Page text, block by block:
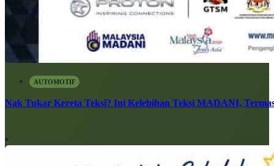
AUTOMOTIF
Nak Tukar Kereta Teksi? Ini Kelebihan Teksi MADANI,